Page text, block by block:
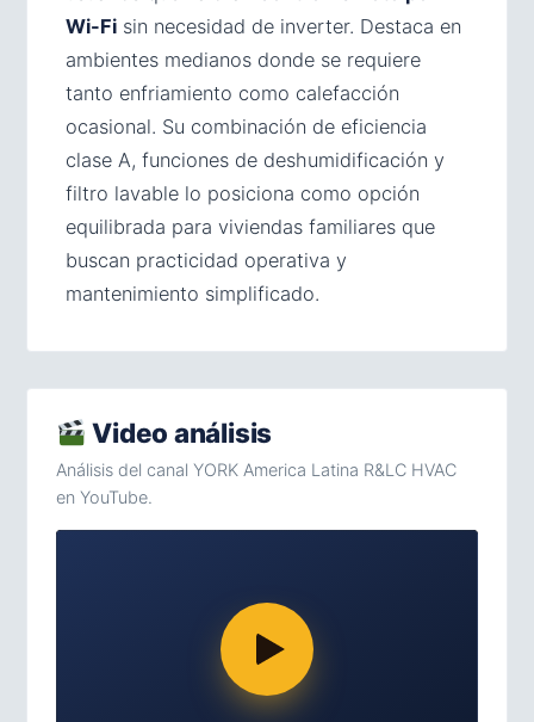
Wi-Fi sin necesidad de inverter. Destaca en
ambientes medianos donde se requiere
tanto enfriamiento como calefacción
ocasional. Su combinación de eficiencia
clase A, funciones de deshumidificación y
filtro lavable lo posiciona como opción
equilibrada para viviendas familiares que
buscan practicidad operativa y
mantenimiento simplificado.
Video análisis
Análisis del canal YORK America Latina R&LC HVAC
en YouTube.